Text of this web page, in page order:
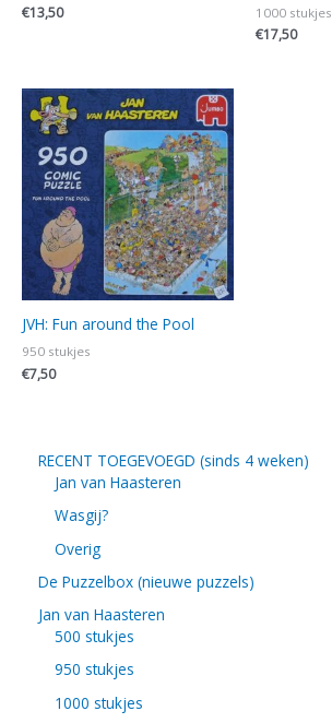
€13,50 1000 stukjes
€17,50
JVH: Fun around the Pool
950 stukjes
€7,50
RECENT TOEGEVOEGD (sinds 4 weken)
Jan van Haasteren
Wasgij?
Overig
De Puzzelbox (nieuwe puzzels)
Jan van Haasteren
500 stukjes
950 stukjes
1000 stukjes